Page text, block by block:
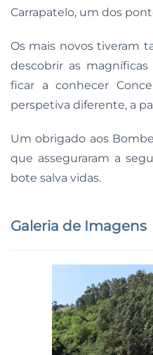
Carrapatelo, um dos
Os mais novos tiveram
descobrir as
ficar a conhecer
perspetiva diferente, a
Um obrigado aos
que asseguraram a
bote salva vidas.
Galeria de Imagens